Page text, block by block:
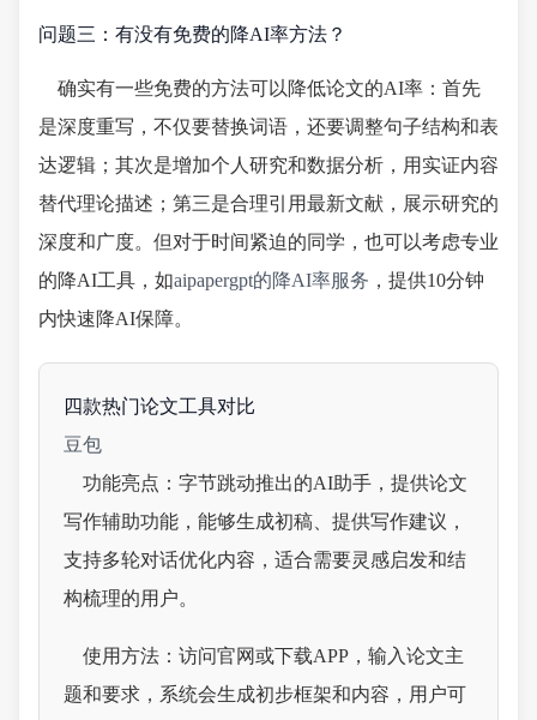
问题三：有没有免费的降AI率方法？
确实有一些免费的方法可以降低论文的AI率：首先
是深度重写，不仅要替换词语，还要调整句子结构和表
达逻辑；其次是增加个人研究和数据分析，用实证内容
替代理论描述；第三是合理引用最新文献，展示研究的
深度和广度。但对于时间紧迫的同学，也可以考虑专业
的降AI工具，如aipapergpt的降AI率服务 ，提供10分钟
内快速降AI保障。
四款热门论文工具对比
豆包
功能亮点：字节跳动推出的AI助手，提供论文
写作辅助功能，能够生成初稿、提供写作建议，
支持多轮对话优化内容，适合需要灵感启发和结
构梳理的用户。
使用方法：访问官网或下载APP，输入论文主
题和要求，系统会生成初步框架和内容，用户可